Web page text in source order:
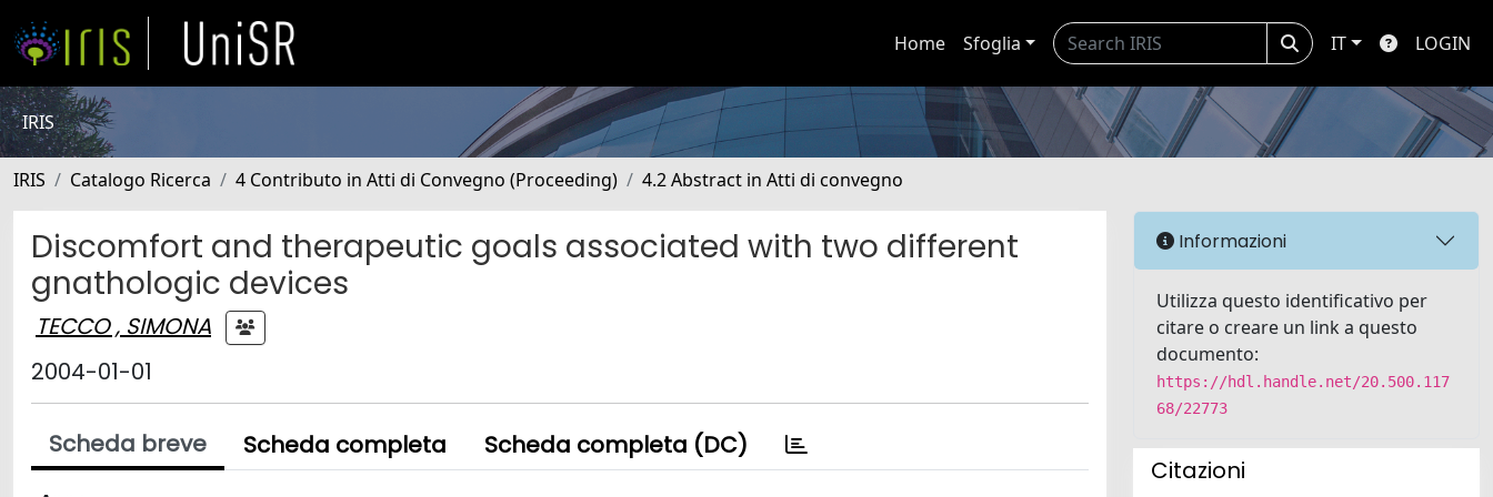
Home Sfoglia IT LOGIN
IRIS
IRIS Catalogo Ricerca 4 Contributo in Atti di Convegno (Proceeding) 4.2 Abstract in Atti di convegno
Discomfort and therapeutic goals associated with two different
gnathologic devices
TECCO , SIMONA
2004-01-01
Scheda breve Scheda completa Scheda completa (DC)
Informazioni
Utilizza questo identificativo per
citare o creare un link a questo
documento:
https://hdl.handle.net/20.500.117
68/22773
Citazioni